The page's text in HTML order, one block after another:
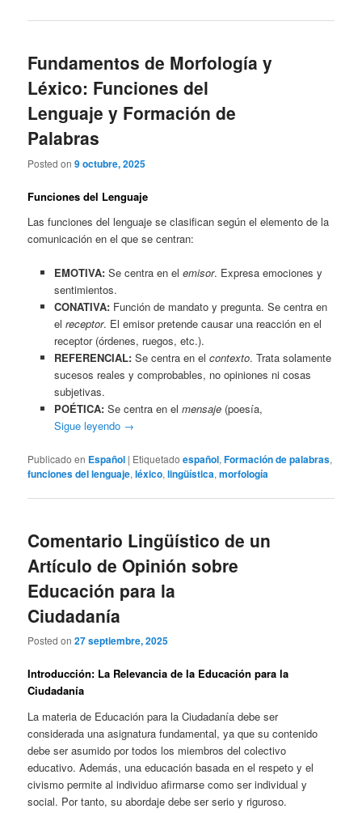
Fundamentos de Morfología y
Léxico: Funciones del
Lenguaje y Formación de
Palabras
Posted on9 octubre, 2025
Funciones del Lenguaje
Las funciones del lenguaje se clasifican según el elemento de la
comunicación en el que se centran:
EMOTIVA:Se centra en el emisor. Expresa emociones y
sentimientos.
CONATIVA:Función de mandato y pregunta. Se centra en
el receptor. El emisor pretende causar una reacción en el
receptor (órdenes, ruegos, etc.).
REFERENCIAL:Se centra en el contexto. Trata solamente
sucesos reales y comprobables, no opiniones ni cosas
subjetivas.
POÉTICA:Se centra en el mensaje(poesía,
Sigue leyendo →
Publicado en Español | Etiquetado español,Formación de palabras,
funciones del lenguaje,léxico,lingüística,morfología
Comentario Lingüístico de un
Artículo de Opinión sobre
Educación para la
Ciudadanía
Posted on27 septiembre, 2025
Introducción: La Relevancia de la Educación para la
Ciudadanía
La materia de Educación para la Ciudadanía debe ser
considerada una asignatura fundamental, ya que su contenido
debe ser asumido por todos los miembros del colectivo
educativo. Además, una educación basada en el respeto y el
civismo permite al individuo afirmarse como ser individual y
social. Por tanto, su abordaje debe ser serio y riguroso.